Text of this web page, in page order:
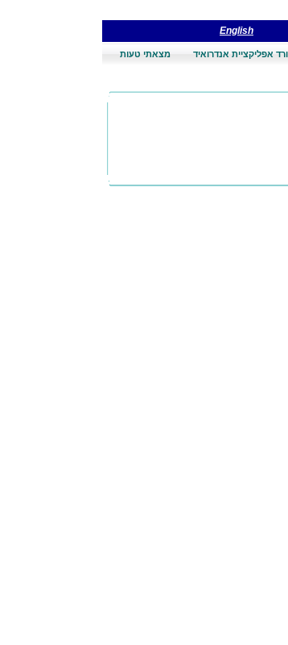
English
אפליקציית אנדרואיד מצאתי טעות